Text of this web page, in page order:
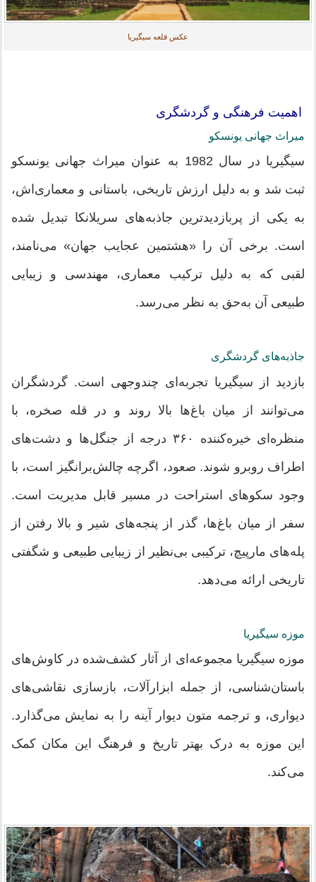
عکس قلعه سیگیریا
اهمیت فرهنگی و گردشگری
میراث جهانی یونسکو
سیگیریا در سال 1982 به عنوان میراث جهانی یونسکو
ثبت شد و به دلیل ارزش تاریخی، باستانی و معماری‌اش،
به یکی از پربازدیدترین جاذبه‌های سریلانکا تبدیل شده
است. برخی آن را «هشتمین عجایب جهان» می‌نامند،
لقبی که به دلیل ترکیب معماری، مهندسی و زیبایی
طبیعی آن به‌حق به نظر می‌رسد.
جاذبه‌های گردشگری
بازدید از سیگیریا تجربه‌ای چندوجهی است. گردشگران
می‌توانند از میان باغ‌ها بالا روند و در قله صخره، با
منظره‌ای خیره‌کننده ۳۶۰ درجه از جنگل‌ها و دشت‌های
اطراف روبرو شوند. صعود، اگرچه چالش‌برانگیز است، با
وجود سکوهای استراحت در مسیر قابل مدیریت است.
سفر از میان باغ‌ها، گذر از پنجه‌های شیر و بالا رفتن از
پله‌های مارپیچ، ترکیبی بی‌نظیر از زیبایی طبیعی و شگفتی
تاریخی ارائه می‌دهد.
موزه سیگیریا
موزه سیگیریا مجموعه‌ای از آثار کشف‌شده در کاوش‌های
باستان‌شناسی، از جمله ابزارآلات، بازسازی نقاشی‌های
دیواری، و ترجمه متون دیوار آینه را به نمایش می‌گذارد.
این موزه به درک بهتر تاریخ و فرهنگ این مکان کمک
می‌کند.